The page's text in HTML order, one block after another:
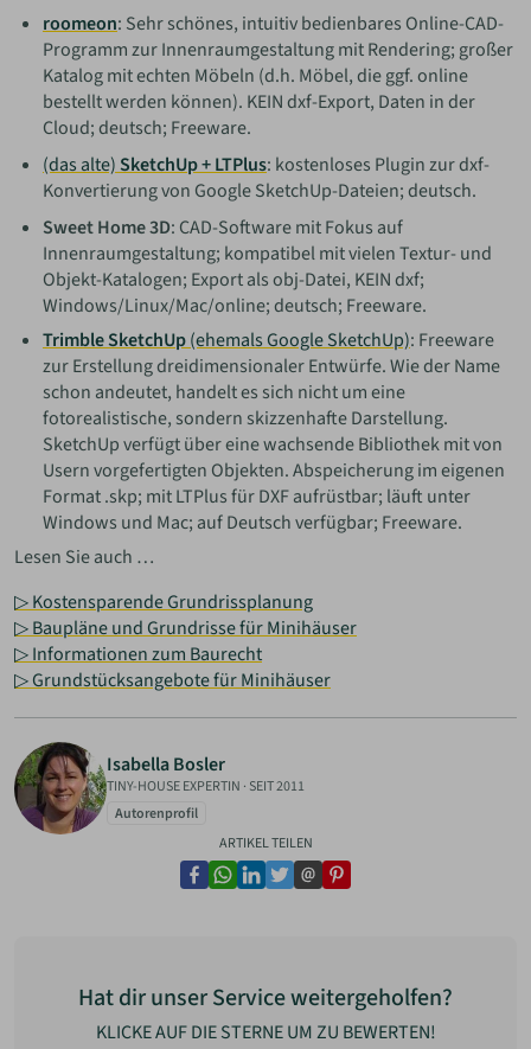
roomeon: Sehr schönes, intuitiv bedienbares Online-CAD-
Programm zur Innenraumgestaltung mit Rendering; großer
Katalog mit echten Möbeln (d.h. Möbel, die ggf. online
bestellt werden können). KEIN dxf-Export, Daten in der
Cloud; deutsch; Freeware.
(das alte)SketchUp + LTPlus: kostenloses Plugin zur dxf-
Konvertierung von Google SketchUp-Dateien; deutsch.
Sweet Home 3D: CAD-Software mit Fokus auf
Innenraumgestaltung; kompatibel mit vielen Textur- und
Objekt-Katalogen; Export als obj-Datei, KEIN dxf;
Windows/Linux/Mac/online; deutsch; Freeware.
Trimble SketchUp(ehemals Google SketchUp): Freeware
zur Erstellung dreidimensionaler Entwürfe. Wie der Name
schon andeutet, handelt es sich nicht um eine
fotorealistische, sondern skizzenhafte Darstellung.
SketchUp verfügt über eine wachsende Bibliothek mit von
Usern vorgefertigten Objekten. Abspeicherung im eigenen
Format .skp; mit LTPlus für DXF aufrüstbar; läuft unter
Windows und Mac; auf Deutsch verfügbar; Freeware.
Lesen Sie auch …
▷ Kostensparende Grundrissplanung
▷ Baupläne und Grundrisse für Minihäuser
▷ Informationen zum Baurecht
▷ Grundstücksangebote für Minihäuser
Isabella Bosler
TINY-HOUSE EXPERTIN · SEIT 2011
Autorenprofil
ARTIKEL TEILEN
facebook
whatsapp
linkedin
twitter
emailpinterest
Hat dir unser Service weitergeholfen?
KLICKE AUF DIE STERNE UM ZU BEWERTEN!